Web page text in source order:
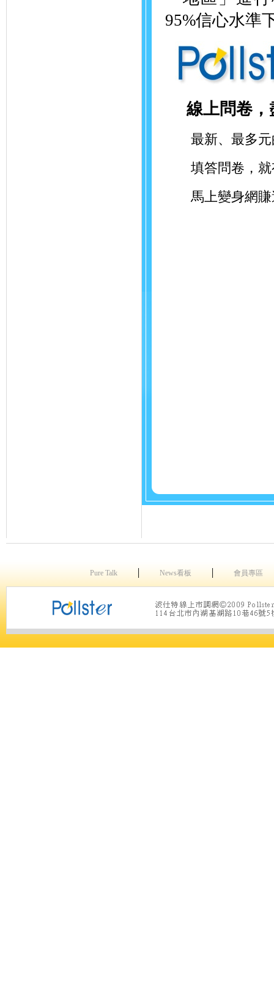
95%信心水準
線上問卷，
最新、最多元
填答問卷，就
馬上變身網賺
Pure Talk News看板 會員專區